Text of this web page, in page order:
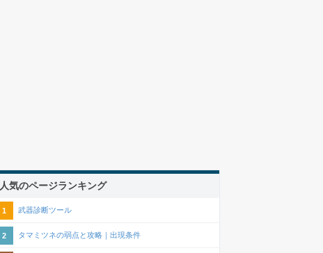
人気のページランキング
武器診断ツール
タマミツネの弱点と攻略｜出現条件